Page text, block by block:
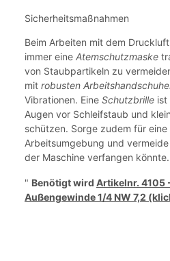
Sicherheitsmaßnahmen
Beim Arbeiten mit dem
immer eine Atemschutzmaske
von Staubpartikeln zu
mit robusten
Vibrationen. Eine Schutzbrille ist
Augen vor Schleifstaub und
schützen. Sorge zudem für
Arbeitsumgebung und
der Maschine verfangen könnte.
" Benötigt wird Artikelnr. 4105
Außengewinde 1/4 NW 7,2